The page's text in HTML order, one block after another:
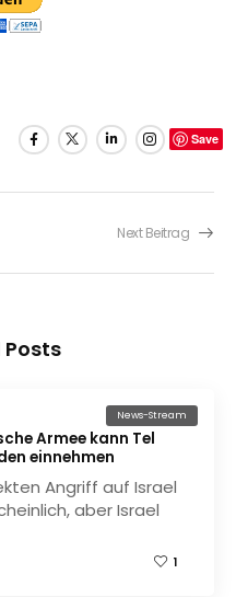
Save
Next Beitrag
News-Stream
Armee kann Tel
einnehmen
Angriff auf Israel
aber Israel
1